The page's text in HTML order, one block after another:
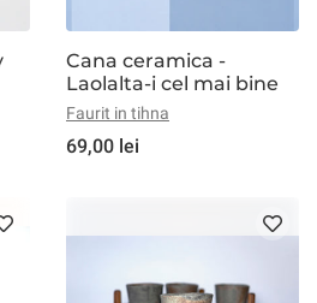
Cana ceramica -
Laolalta-i cel mai bine
Faurit in tihna
69,00 lei